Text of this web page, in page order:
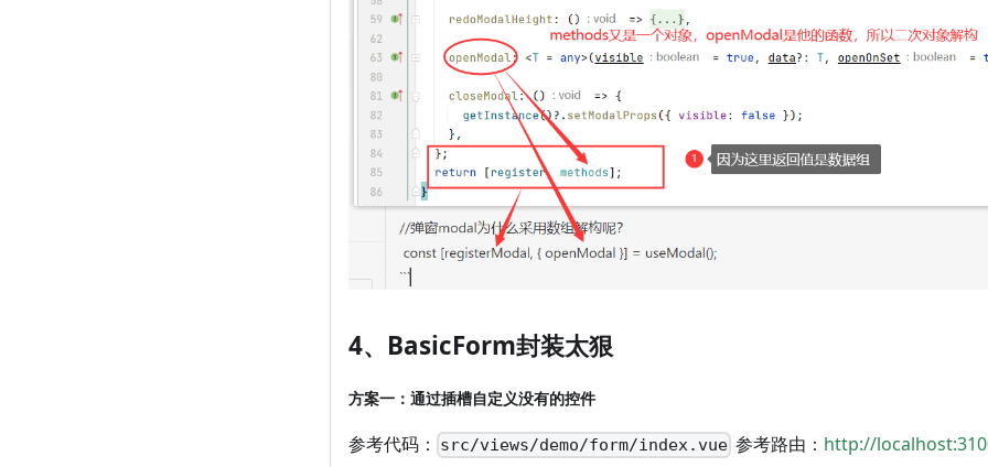
4、BasicForm封装太狠
方案一：通过插槽自定义没有的控件
参考代码： src/views/demo/form/index.vue 参考路由： http://